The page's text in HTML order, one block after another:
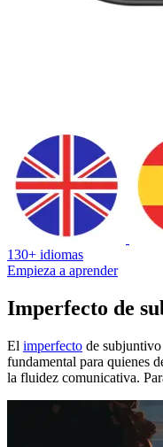
130+ idiomas
Empieza a aprender
Imperfecto de
El imperfecto de subjuntivo
fundamental para quienes
la fluidez comunicativa.